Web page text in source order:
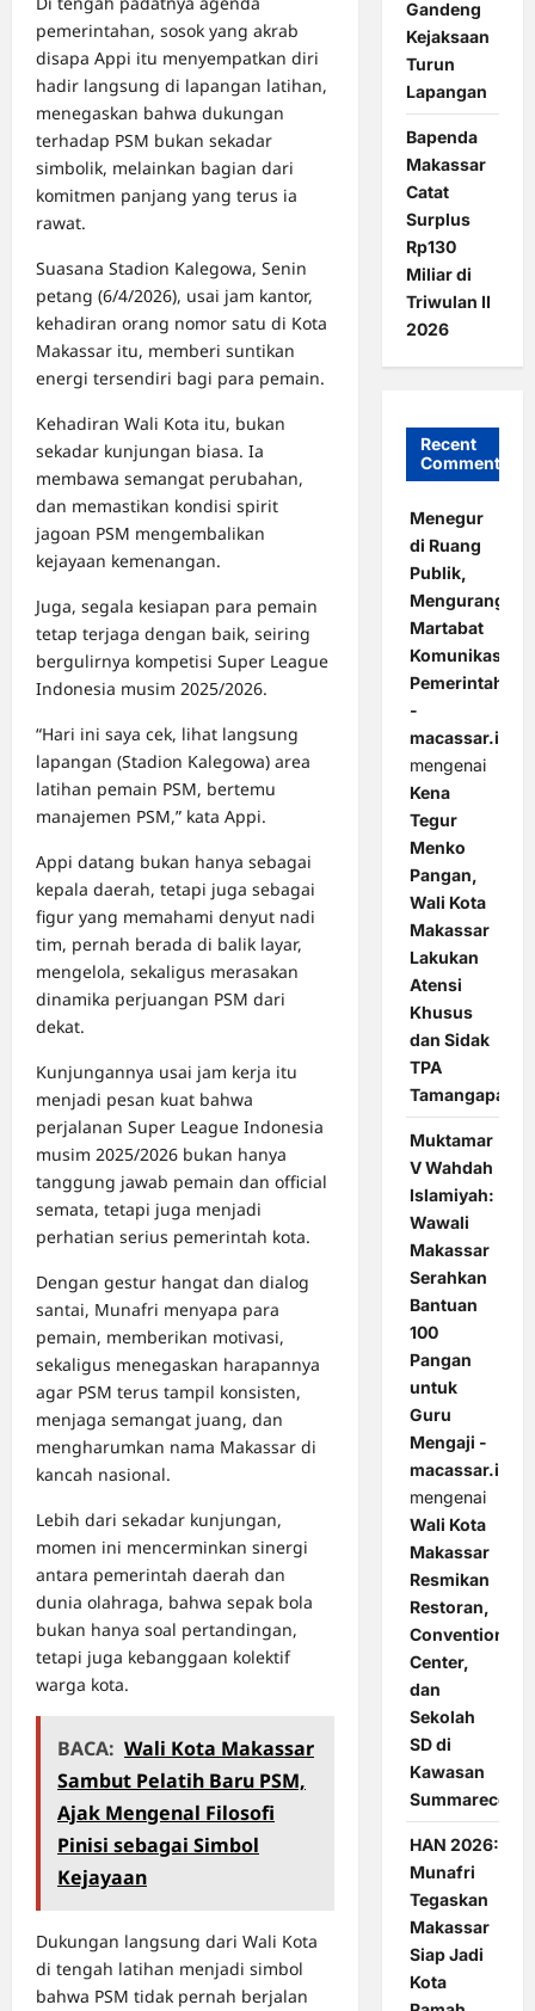
pemerintahan, sosok yang akrab
disapa Appi itu menyempatkan diri
hadir langsung di lapangan latihan,
menegaskan bahwa dukungan
terhadap PSM bukan sekadar
simbolik, melainkan bagian dari
komitmen panjang yang terus ia
rawat.
Suasana Stadion Kalegowa, Senin
petang (6/4/2026), usai jam kantor,
kehadiran orang nomor satu di Kota
Makassar itu, memberi suntikan
energi tersendiri bagi para pemain.
Kehadiran Wali Kota itu, bukan
sekadar kunjungan biasa. Ia
membawa semangat perubahan,
dan memastikan kondisi spirit
jagoan PSM mengembalikan
kejayaan kemenangan.
Juga, segala kesiapan para pemain
tetap terjaga dengan baik, seiring
bergulirnya kompetisi Super League
Indonesia musim 2025/2026.
“Hari ini saya cek, lihat langsung
lapangan (Stadion Kalegowa) area
latihan pemain PSM, bertemu
manajemen PSM,” kata Appi.
Appi datang bukan hanya sebagai
kepala daerah, tetapi juga sebagai
figur yang memahami denyut nadi
tim, pernah berada di balik layar,
mengelola, sekaligus merasakan
dinamika perjuangan PSM dari
dekat.
Kunjungannya usai jam kerja itu
menjadi pesan kuat bahwa
perjalanan Super League Indonesia
musim 2025/2026 bukan hanya
tanggung jawab pemain dan official
semata, tetapi juga menjadi
perhatian serius pemerintah kota.
Dengan gestur hangat dan dialog
santai, Munafri menyapa para
pemain, memberikan motivasi,
sekaligus menegaskan harapannya
agar PSM terus tampil konsisten,
menjaga semangat juang, dan
mengharumkan nama Makassar di
kancah nasional.
Lebih dari sekadar kunjungan,
momen ini mencerminkan sinergi
antara pemerintah daerah dan
dunia olahraga, bahwa sepak bola
bukan hanya soal pertandingan,
tetapi juga kebanggaan kolektif
warga kota.
BACA: Wali Kota Makassar
Sambut Pelatih Baru PSM,
Ajak Mengenal Filosofi
Pinisi sebagai Simbol
Kejayaan
Dukungan langsung dari Wali Kota
di tengah latihan menjadi simbol
bahwa PSM tidak pernah berjalan
Gandeng
Kejaksaan
Turun
Lapangan
Bapenda
Makassar
Catat
Surplus
Rp130
Miliar di
Triwulan II
2026
Recent
Comments
Menegur
di Ruang
Publik,
Mengurangi
Martabat
Komunikasi
Pemerintahan
-
macassar.id
mengenai
Kena
Tegur
Menko
Pangan,
Wali Kota
Makassar
Lakukan
Atensi
Khusus
dan Sidak
TPA
Tamangapa
Muktamar
V Wahdah
Islamiyah:
Wawali
Makassar
Serahkan
Bantuan
100
Pangan
untuk
Guru
Mengaji -
macassar.id
mengenai
Wali Kota
Makassar
Resmikan
Restoran,
Convention
Center,
dan
Sekolah
SD di
Kawasan
Summarecon
HAN 2026:
Munafri
Tegaskan
Makassar
Siap Jadi
Kota